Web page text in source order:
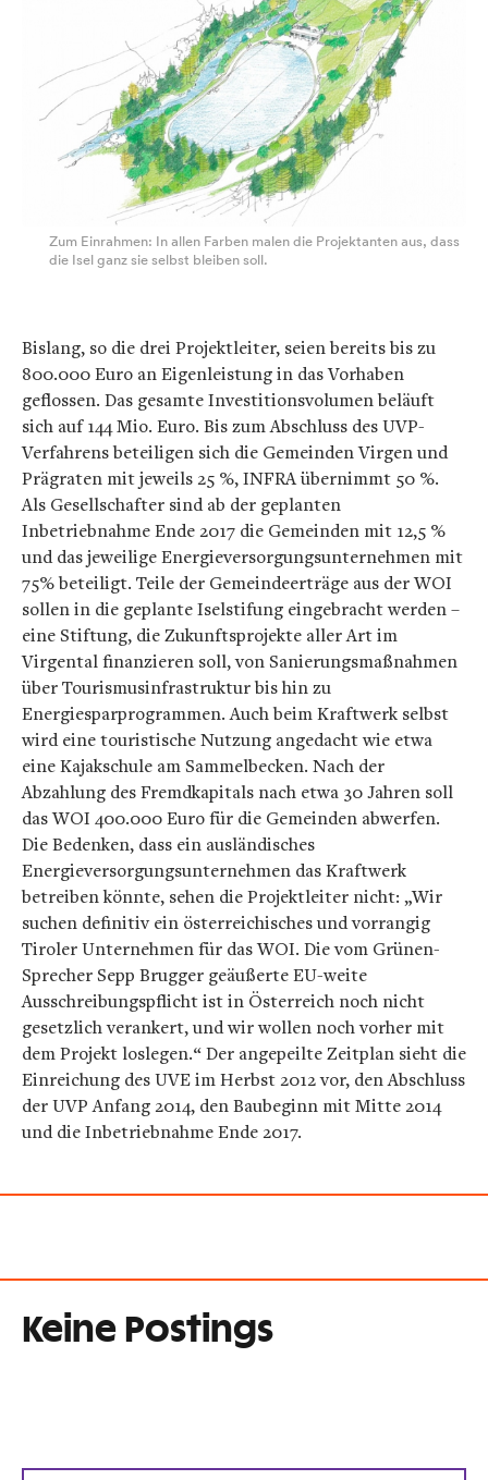
Zum Einrahmen: In allen Farben malen die Projektanten aus, dass
die Isel ganz sie selbst bleiben soll.
Bislang, so die drei Projektleiter, seien bereits bis zu
800.000 Euro an Eigenleistung in das Vorhaben
geflossen. Das gesamte Investitionsvolumen beläuft
sich auf 144 Mio. Euro. Bis zum Abschluss des UVP-
Verfahrens beteiligen sich die Gemeinden Virgen und
Prägraten mit jeweils 25 %, INFRA übernimmt 50 %.
Als Gesellschafter sind ab der geplanten
Inbetriebnahme Ende 2017 die Gemeinden mit 12,5 %
und das jeweilige Energieversorgungsunternehmen mit
75% beteiligt. Teile der Gemeindeerträge aus der WOI
sollen in die geplante Iselstifung eingebracht werden –
eine Stiftung, die Zukunftsprojekte aller Art im
Virgental finanzieren soll, von Sanierungsmaßnahmen
über Tourismusinfrastruktur bis hin zu
Energiesparprogrammen. Auch beim Kraftwerk selbst
wird eine touristische Nutzung angedacht wie etwa
eine Kajakschule am Sammelbecken. Nach der
Abzahlung des Fremdkapitals nach etwa 30 Jahren soll
das WOI 400.000 Euro für die Gemeinden abwerfen.
Die Bedenken, dass ein ausländisches
Energieversorgungsunternehmen das Kraftwerk
betreiben könnte, sehen die Projektleiter nicht: „Wir
suchen definitiv ein österreichisches und vorrangig
Tiroler Unternehmen für das WOI. Die vom Grünen-
Sprecher Sepp Brugger geäußerte EU-weite
Ausschreibungspflicht ist in Österreich noch nicht
gesetzlich verankert, und wir wollen noch vorher mit
dem Projekt loslegen.“ Der angepeilte Zeitplan sieht die
Einreichung des UVE im Herbst 2012 vor, den Abschluss
der UVP Anfang 2014, den Baubeginn mit Mitte 2014
und die Inbetriebnahme Ende 2017.
Keine Postings